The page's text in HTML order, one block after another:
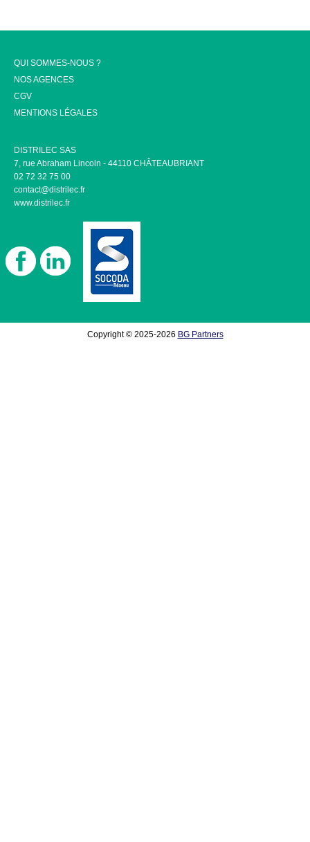
QUI SOMMES-NOUS ?
NOS AGENCES
CGV
MENTIONS LÉGALES
DISTRILEC SAS
7, rue Abraham Lincoln - 44110 CHÂTEAUBRIANT
02 72 32 75 00
contact@distrilec.fr
www.distrilec.fr
Copyright © 2025-2026 BG Partners